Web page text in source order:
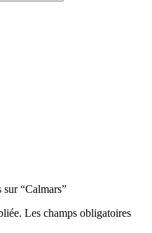
sur “Calmars”
Les champs obligatoires